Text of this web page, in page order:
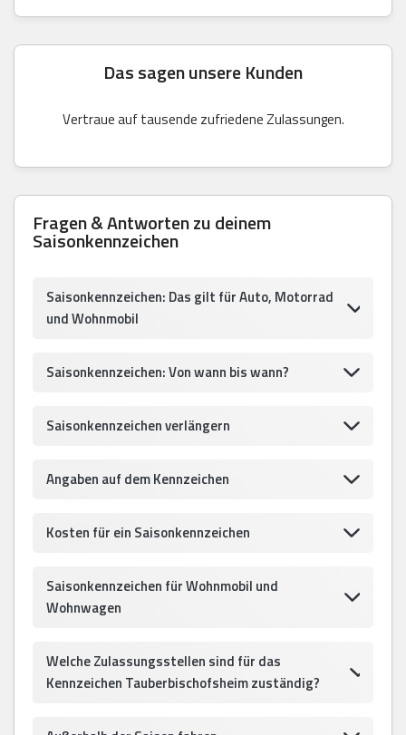
Das sagen unsere Kunden
Vertraue auf tausende zufriedene Zulassungen.
Fragen & Antworten zu deinem
Saisonkennzeichen
Saisonkennzeichen: Das gilt für Auto, Motorrad
und Wohnmobil
Saisonkennzeichen: Von wann bis wann?
Saisonkennzeichen verlängern
Angaben auf dem Kennzeichen
Kosten für ein Saisonkennzeichen
Saisonkennzeichen für Wohnmobil und
Wohnwagen
Welche Zulassungsstellen sind für das
Kennzeichen Tauberbischofsheim zuständig?